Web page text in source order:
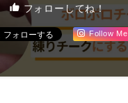
フォローしてね！
Follow Me